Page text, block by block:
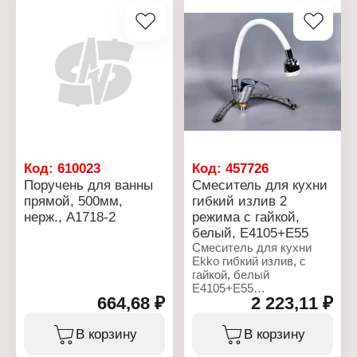
Цвет: хром
Материал: нержавеющая
Код: 610023
Поручень для ванны
прямой, 500мм,
нерж., А1718-2
664,68 ₽
В корзину
Код:457726
Смеситель для кухни
гибкий излив 2
режима с гайкой,
белый, E4105+E55
Смеситель для кухни
Ekko гибкий излив, с
гайкой, белый
E4105+E55
предназначен для
крепления на изделие
или прилегающую
поверхность
2 223,11 ₽
В корзину